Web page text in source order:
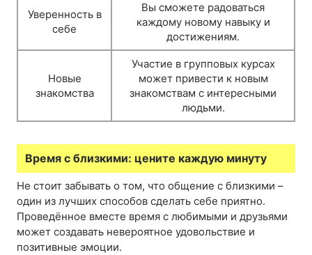
Уверенность в
себе
Вы сможете радоваться
каждому новому навыку и
достижениям.
Новые
знакомства
Участие в групповых курсах
может привести к новым
знакомствам с интересными
людьми.
Время с близкими: цените каждую минуту
Не стоит забывать о том, что общение с близкими –
один из лучших способов сделать себе приятно.
Проведённое вместе время с любимыми и друзьями
может создавать невероятное удовольствие и
позитивные эмоции.